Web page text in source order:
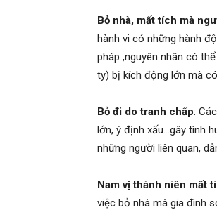
phòng,
tham
Bỏ nhà, mất tích mà
hành vi có những hành
pháp ,nguyên nhân có
ty) bị kích động lớn mà
Bỏ đi do tranh chấp:
lớn, ý định xấu…gây tình
những người liên quan,
Namvị thành niên mất
việc bỏ nhà mà gia đình